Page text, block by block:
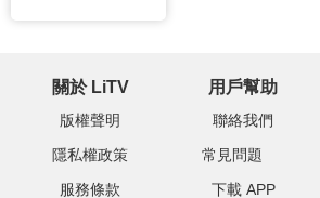
關於 LiTV
版權聲明
隱私權政策
服務條款
用戶幫助
聯絡我們
常見問題
下載 APP